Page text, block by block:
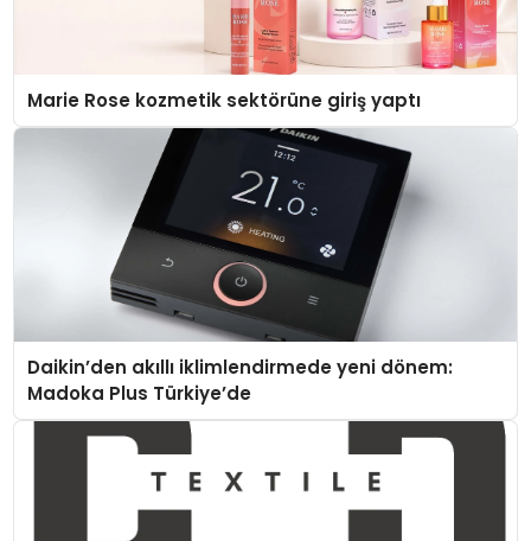
Marie Rose kozmetik sektörüne giriş yaptı
Daikin’den akıllı iklimlendirmede yeni dönem:
Madoka Plus Türkiye’de